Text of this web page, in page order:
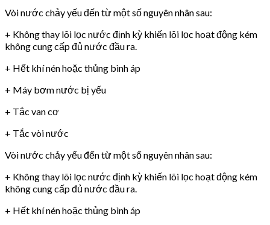
Vòi nước chảy yếu đến từ một số nguyên nhân sau:
+ Không thay lõi lọc nước định kỳ khiến lõi lọc hoạt động kém
không cung cấp đủ nước đầu ra.
+ Hết khí nén hoặc thủng bình áp
+ Máy bơm nước bị yếu
+ Tắc van cơ
+ Tắc vòi nước
Vòi nước chảy yếu đến từ một số nguyên nhân sau:
+ Không thay lõi lọc nước định kỳ khiến lõi lọc hoạt động kém
không cung cấp đủ nước đầu ra.
+ Hết khí nén hoặc thủng bình áp